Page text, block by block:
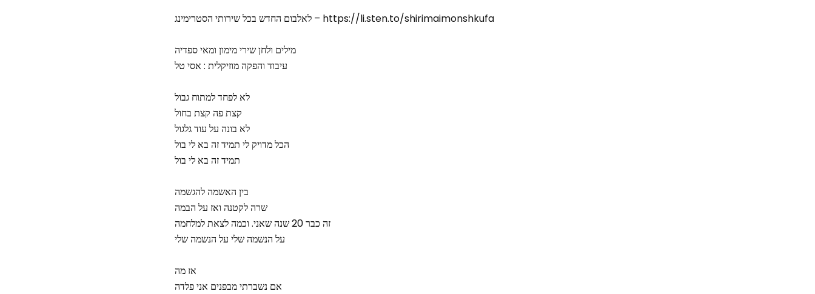
לאלבום החדש בכל שירותי הסטרימינג – https://li.sten.to/shirimaimonshkufa
מילים ולחן שירי מימון ומאי ספדיה
עיבוד והפקה מוזיקלית : אסי טל
לא לפחד למתוח גבול
קצת פה קצת בחול
לא בונה על עוד גלגול
הכל מדויק לי תמיד זה בא לי בול
תמיד זה בא לי בול
בין האשמה להגשמה
שרה לקטנה ואז על הבמה
זה כבר 20 שנה שאני. וכמה לצאת למלחמה
על הנשמה שלי על הנשמה שלי
אז מה
אם נשברתי מבפנים אני פלדה